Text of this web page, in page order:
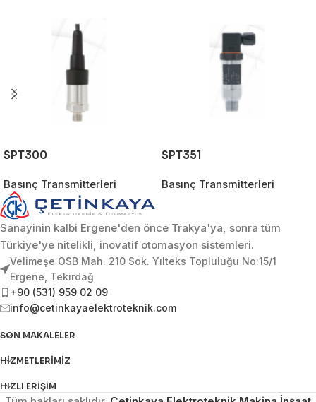
SPT300
Basınç Transmitterleri
SPT351
Basınç Transmitterleri
Sanayinin kalbi Ergene'den önce Trakya'ya, sonra tüm
Türkiye'ye nitelikli, inovatif otomasyon sistemleri.
Velimeşe OSB Mah. 210 Sok. Yılteks Topluluğu No:15/1
Ergene, Tekirdağ
+90 (531) 959 02 09
info@cetinkayaelektroteknik.com
SON MAKALELER
HIZMETLERIMIZ
HIZLI ERIŞIM